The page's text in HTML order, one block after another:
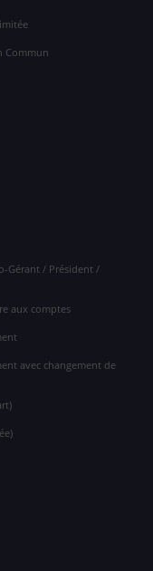
Commun
Gérant / Président /
aux comptes
avec changement de